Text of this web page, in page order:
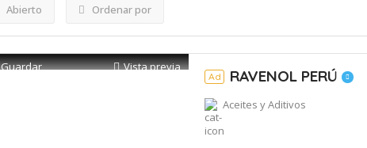
Abierto Ordenar por
Guardar Vista previa
Ad RAVENOL PERÚ
Aceites y Aditivos